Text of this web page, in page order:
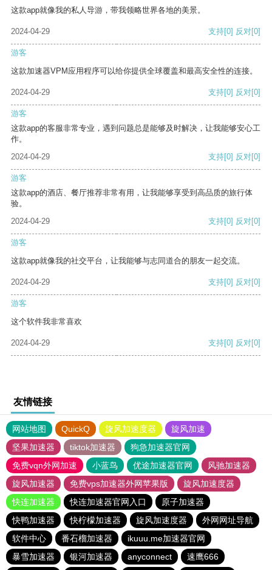
这款app就像我的私人导游，带我领略世界各地的美景。
2024-04-29 支持[0] 反对[0]
游客
这款加速器VPM应用程序可以给你提供全球覆盖和最高安全性的连接。
2024-04-29 支持[0] 反对[0]
游客
这款app的客服非常专业，遇到问题总是能够及时解决，让我能够安心工
作。
2024-04-29
支持[0] 反对[0]
游客
这款app的酒店、餐厅推荐非常有用，让我能够享受到高品质的旅行体
验。
2024-04-29
支持[0] 反对[0]
游客
这款app就像我的社交平台，让我能够与志同道合的朋友一起交流。
2024-04-29 支持[0] 反对[0]
游客
这个软件我非常喜欢
2024-04-29 支持[0] 反对[0]
友情链接
网站地图 QuickQ 旋风加速度器
旋风加速
坚果加速器
tiktok加速器
狗急加速器官网
免费vqn外网加速
小蓝鸟 优途加速器官网
风驰加速器
旋风加速器
免费vps加速器外网苹果版
旋风加速度器
快连加速器
快连加速器官网入口
原子加速器
快鸭加速器
快柠檬加速器 旋风加速度器
外网网址导航
软件中心
番石榴加速器
ikuuu.me加速器官网
暴雪加速器
银河加速器 anyconnect 速鹰666